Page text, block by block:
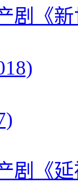
剧《
剧《